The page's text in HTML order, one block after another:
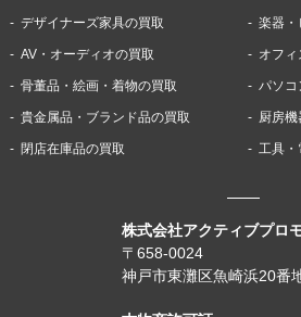
株式会社アクティブプロ
〒658-0024
神戸市東灘区魚崎浜20番
デザイナーズ家具の買取 楽器・
AV・オーディオの買取 オフ
骨董品・絵画・着物の買取 パソコ
貴金属品・ブランド品の買取 厨房
閉店在庫品の買取 工具・